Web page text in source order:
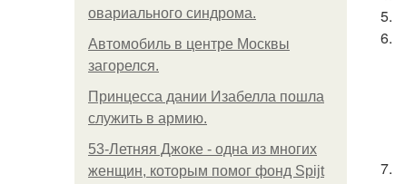
овариального синдрома.
Автомобиль в центре Москвы
загорелся.
Принцесса дании Изабелла пошла
служить в армию.
53-Летняя Джоке - одна из многих
женщин, которым помог фонд Spijt